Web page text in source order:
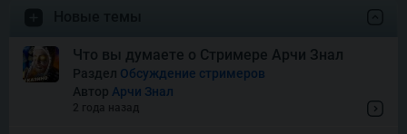
Что вы думаете о Стримере Арчи Знал
Раздел Обсуждение стримеров
Автор Арчи Знал
2 года назад